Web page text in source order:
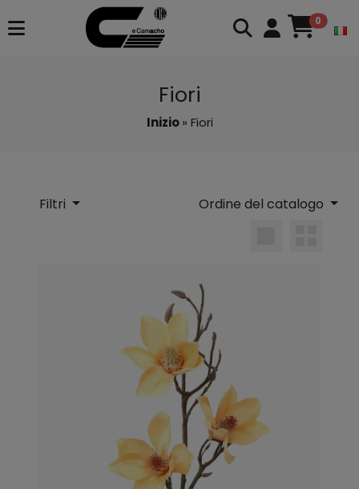
0
Fiori
Inizio» Fiori
Filtri Ordine del catalogo